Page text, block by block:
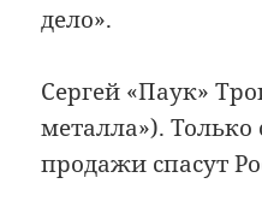
дело».
Сергей «Паук»
металла»).
продажи спасут